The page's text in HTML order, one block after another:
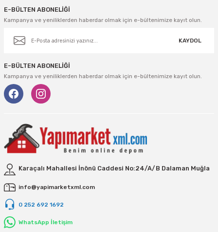
E-BÜLTEN ABONELİĞİ
Kampanya ve yeniliklerden haberdar olmak için e-bültenimize kayıt olun.
KAYDOL
E-BÜLTEN ABONELİĞİ
Kampanya ve yeniliklerden haberdar olmak için e-bültenimize kayıt olun.
Karaçalı Mahallesi İnönü Caddesi No:24/A/B Dalaman Muğla
info@yapimarketxml.com
0 252 692 1692
WhatsApp İletişim